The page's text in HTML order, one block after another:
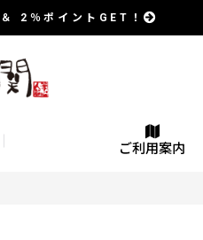
＆ 2％ポイントGET！
ご利用案内